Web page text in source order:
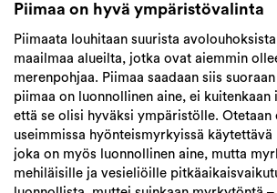
Piimaa on hyvä ympäristövalinta
Piimaata louhitaan suurista
maailmaa alueilta, jotka ovat aiemmin
merenpohjaa. Piimaa saadaan siis
piimaa on luonnollinen aine, ei kuitenkaan
että se olisi hyväksi ympäristölle. Otetaan
useimmissa hyönteismyrkyissä käytettävä
joka on myös luonnollinen aine, mutta
mehiläisille ja vesieliöille